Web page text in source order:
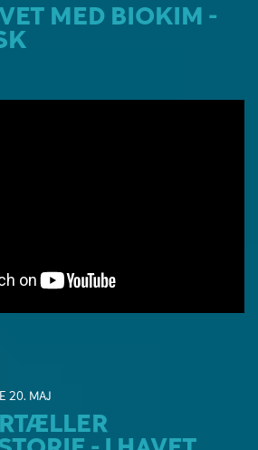
MED BIOKIM -
20. MAJ